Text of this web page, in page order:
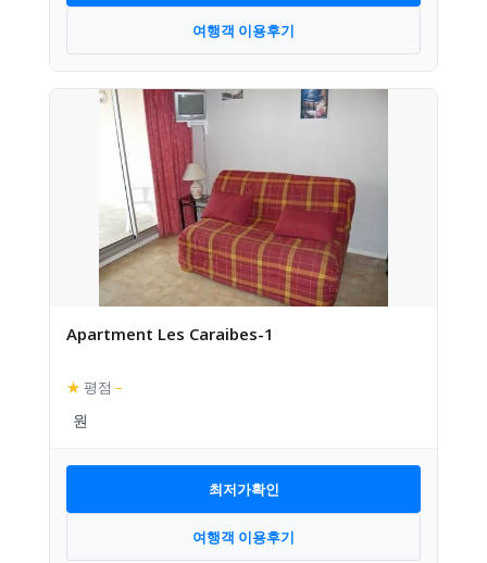
여행객 이용후기
Apartment Les Caraibes-1
★ 평점 –
최저가확인
여행객 이용후기